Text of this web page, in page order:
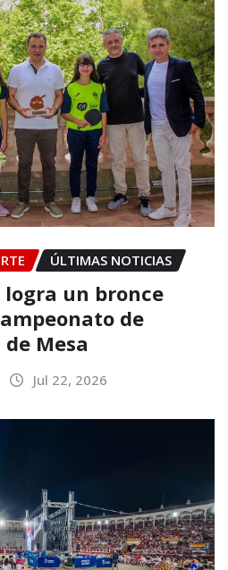
ÚLTIMAS NOTICIAS
logra un bronce
de
Mesa
Jul 22, 2026